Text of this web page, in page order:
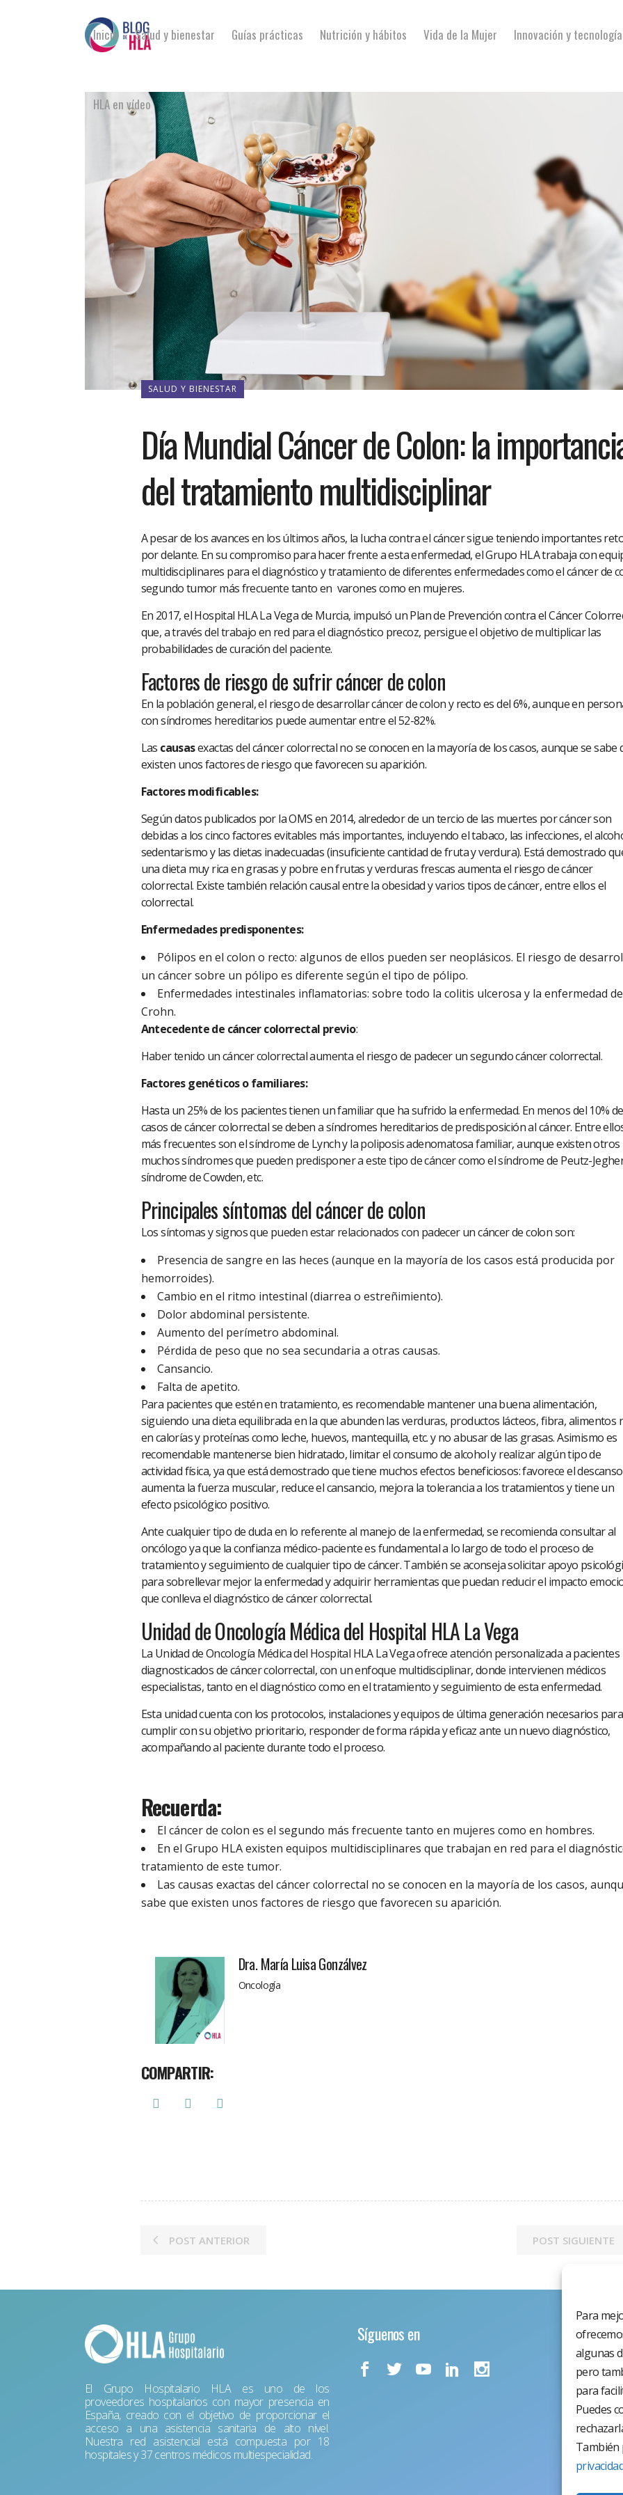
Para
algunas
pero
para
Puedes
También
Inicio Salud y bienestar Guías prácticas Nutrición y hábitos Vida de la Mujer Innovación y tecnología
HLA en vídeo
SALUD Y BIENESTAR
Día Mundial Cáncer de Colon: la
del tratamiento multidisciplinar
A pesar de los avances en los últimos años, la lucha contra el cáncer sigue teniendo importantes
por delante. En su compromiso para hacer frente a esta enfermedad, el Grupo HLA trabaja con
multidisciplinares para el diagnóstico y tratamiento de diferentes enfermedades como el cáncer de
segundo tumor más frecuente tanto en varones como en mujeres.
En 2017, el Hospital HLA La Vega de Murcia, impulsó un Plan de Prevención contra el Cáncer
que, a través del trabajo en red para el diagnóstico precoz, persigue el objetivo de multiplicar las
probabilidades de curación del paciente.
Factores de riesgo de sufrir cáncer de colon
En la población general, el riesgo de desarrollar cáncer de colon y recto es del 6%, aunque en
con síndromes hereditarios puede aumentar entre el 52-82%.
Las causasexactas del cáncer colorrectal no se conocen en la mayoría de los casos, aunque se sabe
existen unos factores de riesgo que favorecen su aparición.
Factores modificables:
Según datos publicados por la OMS en 2014, alrededor de un tercio de las muertes por cáncer son
debidas a los cinco factores evitables más importantes, incluyendo el tabaco, las infecciones, el
sedentarismo y las dietas inadecuadas (insuficiente cantidad de fruta y verdura). Está demostrado
una dieta muy rica en grasas y pobre en frutas y verduras frescas aumenta el riesgo de cáncer
colorrectal. Existe también relación causal entre la obesidad y varios tipos de cáncer, entre ellos el
colorrectal.
Enfermedades predisponentes:
Pólipos en el colon o recto: algunos de ellos pueden ser neoplásicos. El riesgo de
un cáncer sobre un pólipo es diferente según el tipo de pólipo.
Enfermedades intestinales inflamatorias: sobre todo la colitis ulcerosa y la enfermedad de
Crohn.
Antecedente de cáncer colorrectal previo:
Haber tenido un cáncer colorrectal aumenta el riesgo de padecer un segundo cáncer colorrectal.
Factores genéticos o familiares:
Hasta un 25% de los pacientes tienen un familiar que ha sufrido la enfermedad. En menos del 10%
casos de cáncer colorrectal se deben a síndromes hereditarios de predisposición al cáncer. Entre
más frecuentes son el síndrome de Lynch y la poliposis adenomatosa familiar, aunque existen otros
muchos síndromes que pueden predisponer a este tipo de cáncer como el síndrome de Peutz-
síndrome de Cowden, etc.
Principales síntomas del cáncer de colon
Los síntomas y signos que pueden estar relacionados con padecer un cáncer de colon son:
Presencia de sangre en las heces (aunque en la mayoría de los casos está producida por
hemorroides).
Cambio en el ritmo intestinal (diarrea o estreñimiento).
Dolor abdominal persistente.
Aumento del perímetro abdominal.
Pérdida de peso que no sea secundaria a otras causas.
Cansancio.
Falta de apetito.
Para pacientes que estén en tratamiento, es recomendable mantener una buena alimentación,
siguiendo una dieta equilibrada en la que abunden las verduras, productos lácteos, fibra, alimentos
en calorías y proteínas como leche, huevos, mantequilla, etc. y no abusar de las grasas. Asimismo es
recomendable mantenerse bien hidratado, limitar el consumo de alcohol y realizar algún tipo de
actividad física, ya que está demostrado que tiene muchos efectos beneficiosos: favorece el
aumenta la fuerza muscular, reduce el cansancio, mejora la tolerancia a los tratamientos y tiene un
efecto psicológico positivo.
Ante cualquier tipo de duda en lo referente al manejo de la enfermedad, se recomienda consultar al
oncólogo ya que la confianza médico-paciente es fundamental a lo largo de todo el proceso de
tratamiento y seguimiento de cualquier tipo de cáncer. También se aconseja solicitar apoyo
para sobrellevar mejor la enfermedad y adquirir herramientas que puedan reducir el impacto
que conlleva el diagnóstico de cáncer colorrectal.
Unidad de Oncología Médica del Hospital HLA La Vega
La Unidad de Oncología Médica del Hospital HLA La Vega ofrece atención personalizada a pacientes
diagnosticados de cáncer colorrectal, con un enfoque multidisciplinar, donde intervienen médicos
especialistas, tanto en el diagnóstico como en el tratamiento y seguimiento de esta enfermedad.
Esta unidad cuenta con los protocolos, instalaciones y equipos de última generación necesarios para
cumplir con su objetivo prioritario, responder de forma rápida y eficaz ante un nuevo diagnóstico,
acompañando al paciente durante todo el proceso.
Recuerda:
El cáncer de colon es el segundo más frecuente tanto en mujeres como en hombres.
En el Grupo HLA existen equipos multidisciplinares que trabajan en red para el
tratamiento de este tumor.
Las causas exactas del cáncer colorrectal no se conocen en la mayoría de los casos,
sabe que existen unos factores de riesgo que favorecen su aparición.
Dra. María Luisa Gonzálvez
Oncología
COMPARTIR:
POST ANTERIOR POST SIGUIENTE
El Grupo Hospitalario HLA es uno de los
proveedores hospitalarios con mayor presencia en
España, creado con el objetivo de proporcionar el
acceso a una asistencia sanitaria de alto nivel.
Nuestra red asistencial está compuesta por 18
hospitales y 37 centros médicos multiespecialidad.
Síguenos en